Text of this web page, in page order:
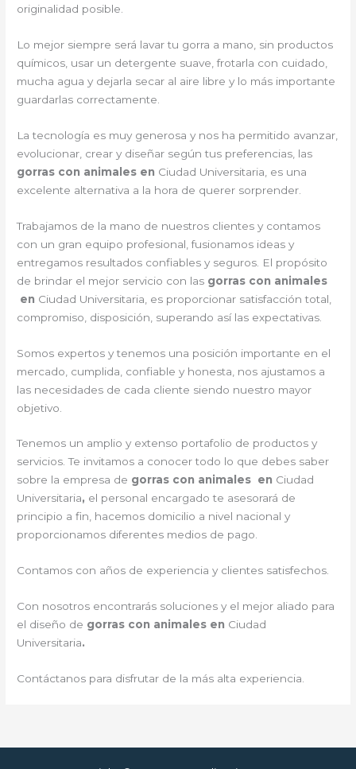
originalidad posible.
Lo mejor siempre será lavar tu gorra a mano, sin productos
químicos, usar un detergente suave, frotarla con cuidado,
mucha agua y dejarla secar al aire libre y lo más importante
guardarlas correctamente.
La tecnología es muy generosa y nos ha permitido avanzar,
evolucionar, crear y diseñar según tus preferencias, las
gorras con animales en Ciudad Universitaria, es una
excelente alternativa a la hora de querer sorprender.
Trabajamos de la mano de nuestros clientes y contamos
con un gran equipo profesional, fusionamos ideas y
entregamos resultados confiables y seguros. El propósito
de brindar el mejor servicio con las gorras con animales
en Ciudad Universitaria, es proporcionar satisfacción total,
compromiso, disposición, superando así las expectativas.
Somos expertos y tenemos una posición importante en el
mercado, cumplida, confiable y honesta, nos ajustamos a
las necesidades de cada cliente siendo nuestro mayor
objetivo.
Tenemos un amplio y extenso portafolio de productos y
servicios. Te invitamos a conocer todo lo que debes saber
sobre la empresa de gorras con animales en Ciudad
Universitaria, el personal encargado te asesorará de
principio a fin, hacemos domicilio a nivel nacional y
proporcionamos diferentes medios de pago.
Contamos con años de experiencia y clientes satisfechos.
Con nosotros encontrarás soluciones y el mejor aliado para
el diseño de gorras con animales en Ciudad
Universitaria.
Contáctanos para disfrutar de la más alta experiencia.